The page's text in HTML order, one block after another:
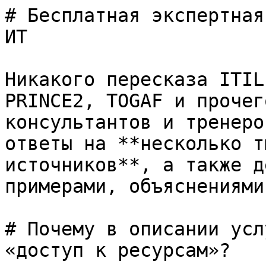
# Бесплатная
ИТ
Никакого пересказа
PRINCE2, TOGAF и
консультантов и
ответы на **несколько
источников**, а также
примерами,
# Почему в описании
«доступ к ресурсам»?